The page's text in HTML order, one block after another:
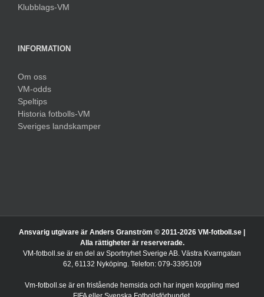
Klubblags-VM
INFORMATION
Om oss
VM-odds
Speltips
Historia fotbolls-VM
Sveriges landskamper
Ansvarig utgivare är Anders Granström © 2011-2026 VM-fotboll.se |
Alla rättigheter är reserverade.
VM-fotboll.se är en del av Sportnyhet Sverige AB. Västra Kvarngatan
62, 61132 Nyköping. Telefon: 079-3395109
Vm-fotboll.se är en fristående hemsida och har ingen koppling med